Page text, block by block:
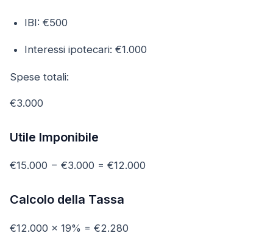
IBI: €500
Interessi ipotecari: €1.000
Spese totali:
€3.000
Utile Imponibile
€15.000 − €3.000 = €12.000
Calcolo della Tassa
€12.000 × 19% = €2.280